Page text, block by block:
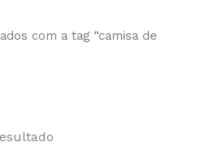
com a tag “camisa de